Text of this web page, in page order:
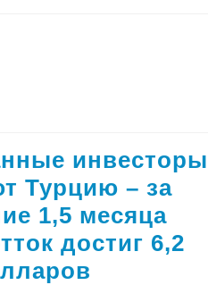
инвесторы
Турцию – за
1,5 месяца
достиг 6,2